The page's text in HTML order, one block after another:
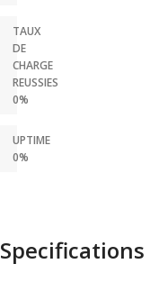
TAUX
DE
CHARGE
REUSSIES
0%
UPTIME
0%
Specifications